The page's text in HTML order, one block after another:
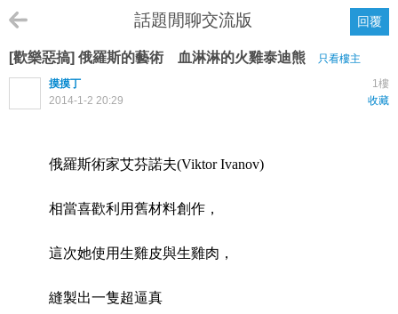
回覆
話題閒聊交流版
[歡樂惡搞] 俄羅斯的藝術 血淋淋的火雞泰迪熊
只看樓主
1樓
摸摸丁
收藏
2014-1-2 20:29
俄羅斯術家艾芬諾夫(Viktor Ivanov)
相當喜歡利用舊材料創作，
這次她使用生雞皮與生雞肉，
縫製出一隻超逼真